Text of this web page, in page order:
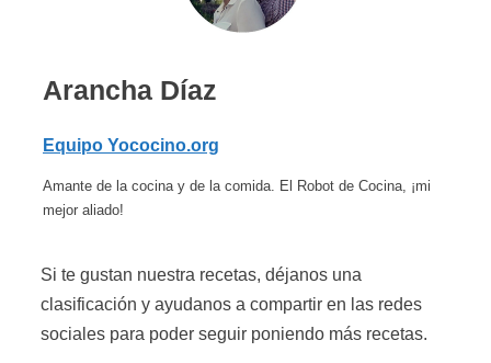
Arancha Díaz
Equipo Yococino.org
Amante de la cocina y de la comida. El Robot de Cocina, ¡mi
mejor aliado!
Si te gustan nuestra recetas, déjanos una
clasificación y ayudanos a compartir en las redes
sociales para poder seguir poniendo más recetas.